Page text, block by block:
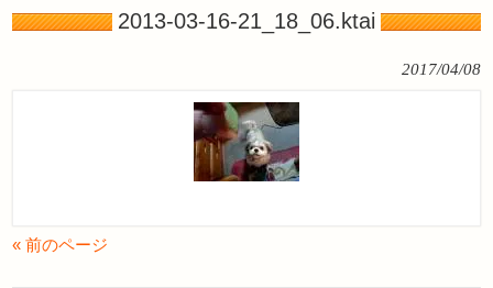
2013-03-16-21_18_06.ktai
2017/04/08
« 前のページ